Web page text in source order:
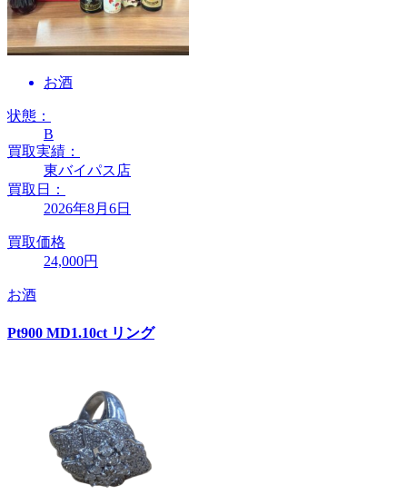
お酒
状態：
B
買取実績：
東バイパス店
買取日：
2026年8月6日
買取価格
24,000円
お酒
Pt900 MD1.10ct リング